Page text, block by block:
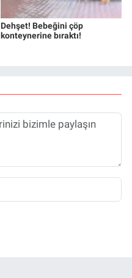
Dehşet! Bebeğini çöp
konteynerine bıraktı!